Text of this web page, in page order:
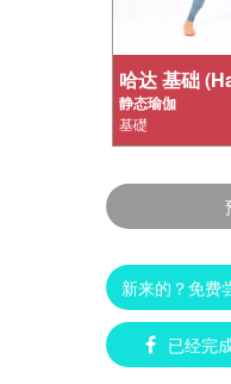
哈达 基础
静态瑜伽
基礎
新来的？免费
已经完